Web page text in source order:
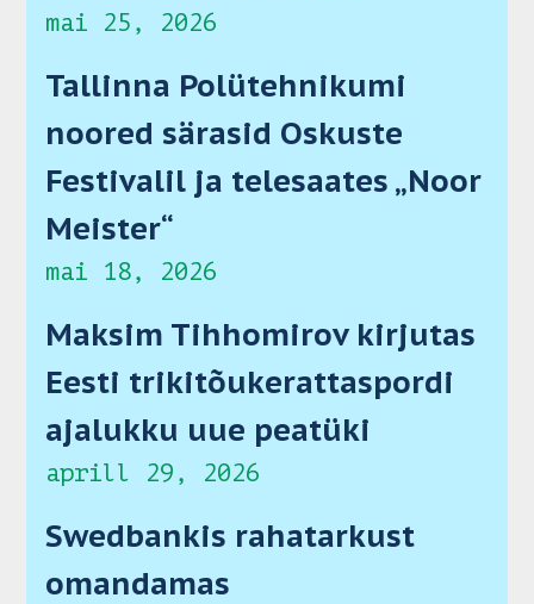
mai 25, 2026
Tallinna Polütehnikumi
noored särasid Oskuste
Festivalil ja telesaates „Noor
Meister“
mai 18, 2026
Maksim Tihhomirov kirjutas
Eesti trikitõukerattaspordi
ajalukku uue peatüki
aprill 29, 2026
Swedbankis rahatarkust
omandamas